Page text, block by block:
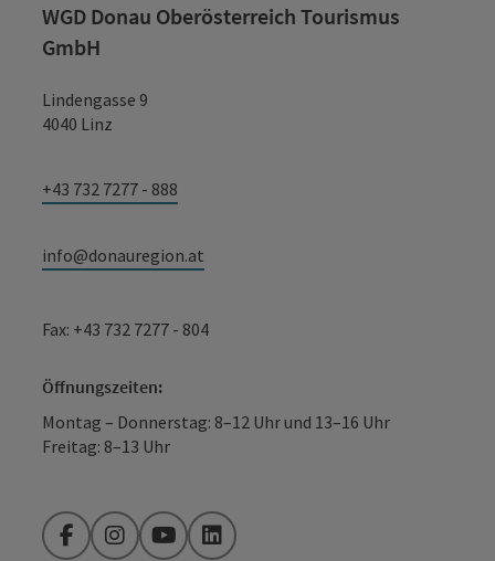
Weingut Greindl
WGD Donau Oberösterreich Tourismus
GmbH
Lindengasse 9
4040 Linz
+43 732 7277 - 888
info@donauregion.at
Fax: +43 732 7277 - 804
Öffnungszeiten:
Montag – Donnerstag: 8–12 Uhr und 13–16 Uhr
Freitag: 8–13 Uhr
FacebookInstagramYouTubeLinkedIn